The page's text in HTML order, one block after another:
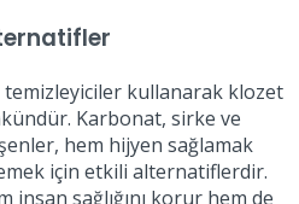
temizleyiciler kullanarak klozet
Karbonat, sirke ve
hem hijyen sağlamak
için etkili alternatiflerdir.
sağlığını korur hem de